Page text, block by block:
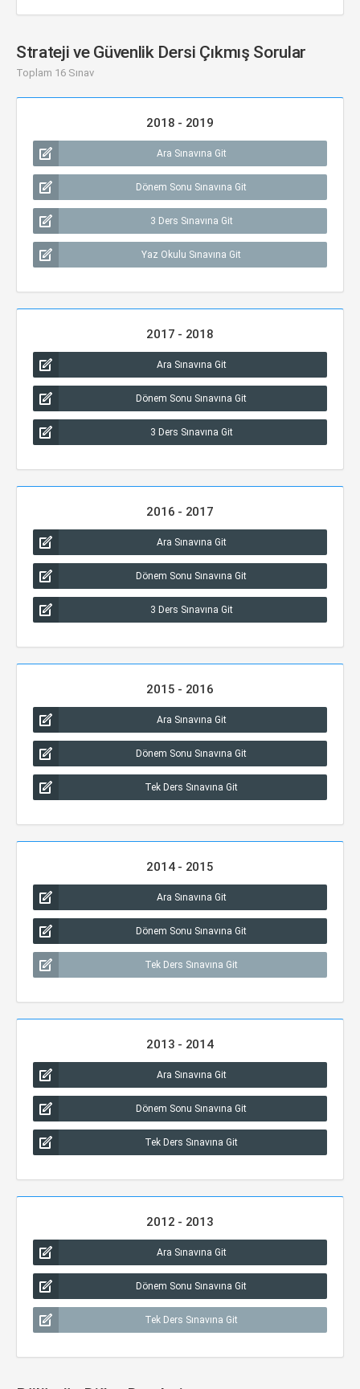
Strateji ve Güvenlik Dersi Çıkmış Sorular
Toplam 16 Sınav
2018 - 2019
Ara Sınavına Git
Dönem Sonu Sınavına Git
3 Ders Sınavına Git
Yaz Okulu Sınavına Git
2017 - 2018
Ara Sınavına Git
Dönem Sonu Sınavına Git
3 Ders Sınavına Git
2016 - 2017
Ara Sınavına Git
Dönem Sonu Sınavına Git
3 Ders Sınavına Git
2015 - 2016
Ara Sınavına Git
Dönem Sonu Sınavına Git
Tek Ders Sınavına Git
2014 - 2015
Ara Sınavına Git
Dönem Sonu Sınavına Git
Tek Ders Sınavına Git
2013 - 2014
Ara Sınavına Git
Dönem Sonu Sınavına Git
Tek Ders Sınavına Git
2012 - 2013
Ara Sınavına Git
Dönem Sonu Sınavına Git
Tek Ders Sınavına Git